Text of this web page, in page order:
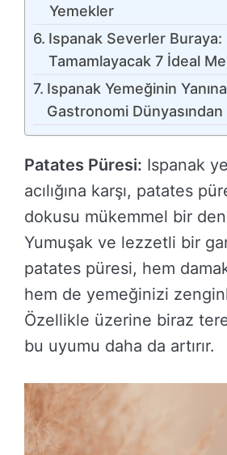
Yemekler
Ispanak Severler Buraya:
Tamamlayacak 7 İdeal
Ispanak Yemeğinin
Gastronomi Dünyasından
Patates Püresi: Ispanak
acılığına karşı, patates
dokusu mükemmel bir
Yumuşak ve lezzetli bir
patates püresi, hem damak
hem de yemeğinizi
Özellikle üzerine biraz
bu uyumu daha da artırır.